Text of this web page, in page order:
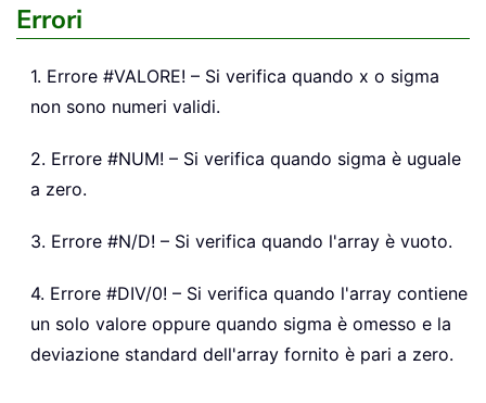
Errori
1. Errore #VALORE! – Si verifica quando x o sigma
non sono numeri validi.
2. Errore #NUM! – Si verifica quando sigma è uguale
a zero.
3. Errore #N/D! – Si verifica quando l'array è vuoto.
4. Errore #DIV/0! – Si verifica quando l'array contiene
un solo valore oppure quando sigma è omesso e la
deviazione standard dell'array fornito è pari a zero.